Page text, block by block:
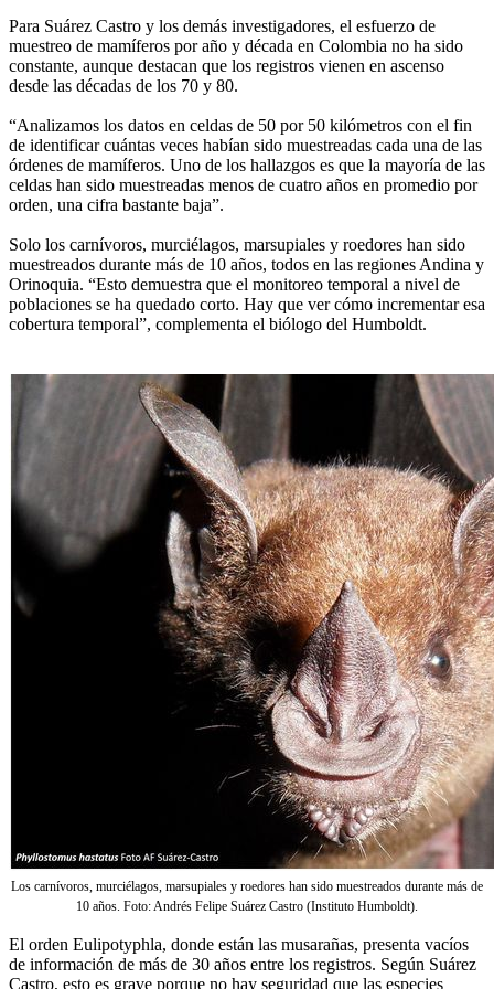
Para Suárez Castro y los demás investigadores, el esfuerzo de
muestreo de mamíferos por año y década en Colombia no ha sido
constante, aunque destacan que los registros vienen en ascenso
desde las décadas de los 70 y 80.
“Analizamos los datos en celdas de 50 por 50 kilómetros con el fin
de identificar cuántas veces habían sido muestreadas cada una de las
órdenes de mamíferos. Uno de los hallazgos es que la mayoría de las
celdas han sido muestreadas menos de cuatro años en promedio por
orden, una cifra bastante baja”.
Solo los carnívoros, murciélagos, marsupiales y roedores han sido
muestreados durante más de 10 años, todos en las regiones Andina y
Orinoquia. “Esto demuestra que el monitoreo temporal a nivel de
poblaciones se ha quedado corto. Hay que ver cómo incrementar esa
cobertura temporal”, complementa el biólogo del Humboldt.
Los carnívoros, murciélagos, marsupiales y roedores han sido muestreados durante más de
10 años. Foto: Andrés Felipe Suárez Castro (Instituto Humboldt).
El orden Eulipotyphla, donde están las musarañas, presenta vacíos
de información de más de 30 años entre los registros. Según Suárez
Castro, esto es grave porque no hay seguridad que las especies